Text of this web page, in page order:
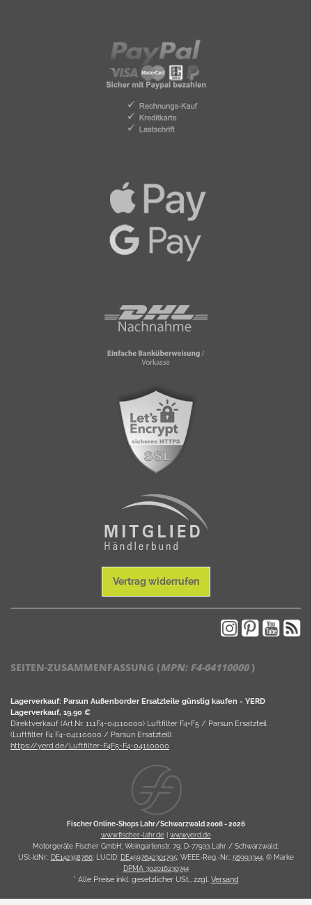
Vertrag widerrufen
SEITEN-ZUSAMMENFASSUNG (MPN: F4-04110000)
Lagerverkauf: Parsun Außenborder Ersatzteile günstig kaufen - YERD
Lagerverkauf, 19,90 €
Direktverkauf (Art.Nr. 111F4-04110000) Luftfilter F4+F5 / Parsun Ersatzteil
(Luftfilter F4 F4-04110000 / Parsun Ersatzteil).
https://yerd.de/Luftfilter-F4F5-F4-04110000
Fischer Online-Shops Lahr/Schwarzwald 2008 -2026
www.fischer-lahr.de| www.yerd.de
Motorgeräte Fischer GmbH; Weingartenstr. 79; D-77933 Lahr / Schwarzwald;
USt-IdNr.: DE142358766; LUCID: DE4597642301795; WEEE-Reg.-Nr.: 56993344, ® Marke
DPMA 302016230744
* Alle Preise inkl. gesetzlicher USt., zzgl. Versand
Powered byJTL Shop